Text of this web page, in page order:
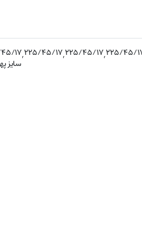
۴۵/۱۷,۲۲۵/۴۵/۱۷,۲۲۵/۴۵/۱۷,۲۲۵/
سایز